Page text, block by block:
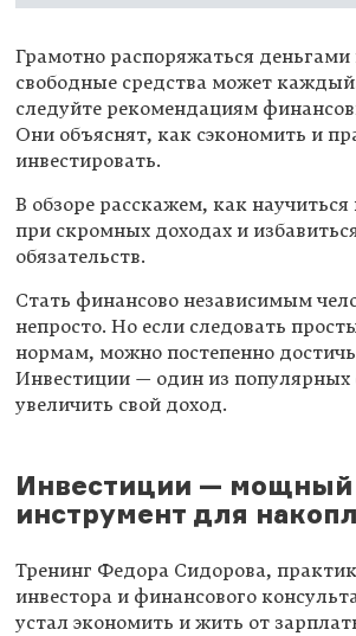
Грамотно распоряжаться деньгами
свободные средства может
следуйте рекомендациям
Они объяснят, как сэкономить и
инвестировать.
В обзоре расскажем, как
при скромных доходах и
обязательств.
Стать финансово независимым
непросто. Но если следовать
нормам, можно постепенно достичь
Инвестиции — один из популярных
увеличить свой доход.
Инвестиции — мощный
инструмент для
Тренинг Федора Сидорова,
инвестора и финансового
устал экономить и жить от